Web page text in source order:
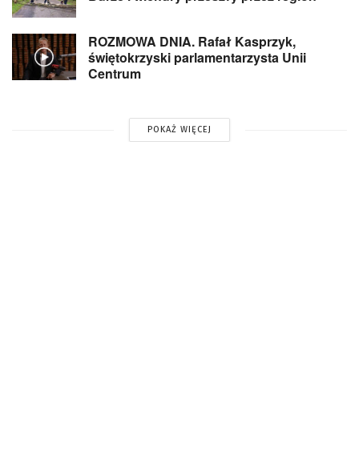
ROZMOWA DNIA. Rafał Kasprzyk,
świętokrzyski parlamentarzysta Unii
Centrum
POKAŻ WIĘCEJ